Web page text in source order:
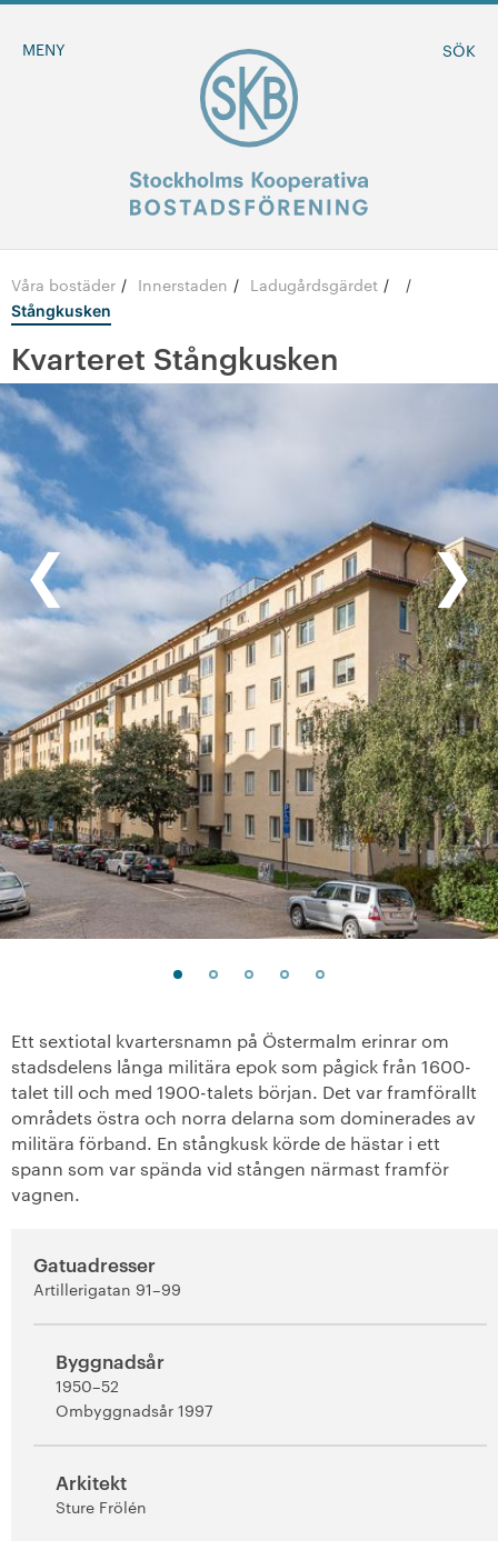
SÖK
MENY
BLI MEDLEM
MINA SIDOR
Om oss
Sök ledigt
-
Våra bostäder
-
Innerstaden
+
Fredhäll
+
Hagastaden
+
Hammarby Sjöstad
+
Kungsholmen
-
Ladugårdsgärdet
Kampementsbacken
+
Lilla Essingen
+
Norra Djurgården
+
Norra Djurgårdsstaden
Södermalm
Söderort
Västerort
Botkyrka
Sundbyberg
Våra bostäder / Innerstaden / Ladugårdsgärdet /
Stångkusken
Kvarteret Stångkusken
❮ ❯
Ett sextiotal kvartersnamn på Östermalm erinrar om
stadsdelens långa militära epok som pågick från 1600-
talet till och med 1900-talets början. Det var framförallt
områdets östra och norra delarna som dominerades av
militära förband. En stångkusk körde de hästar i ett
spann som var spända vid stången närmast framför
vagnen.
Gatuadresser
Artillerigatan 91–99
Byggnadsår
1950–52
Ombyggnadsår 1997
Arkitekt
Sture Frölén